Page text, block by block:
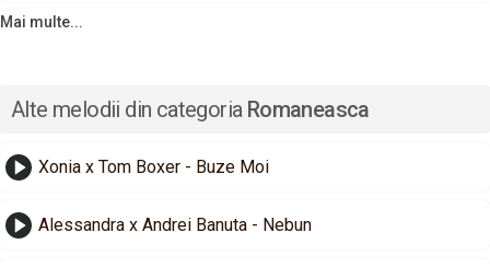
Mai multe...
Alte melodii din categoria Romaneasca
Xonia x Tom Boxer - Buze Moi
Alessandra x Andrei Banuta - Nebun